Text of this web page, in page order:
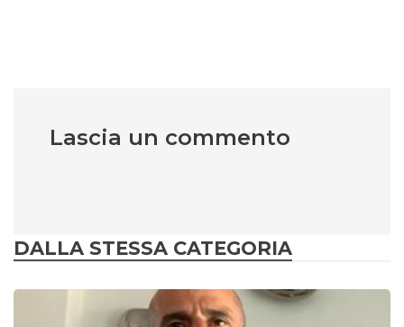
Lascia un commento
DALLA STESSA CATEGORIA